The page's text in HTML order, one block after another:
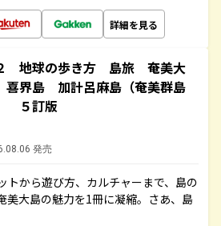
詳細を見る
地球の歩き方 島旅 奄美大
界島 加計呂麻島（奄美群島
５訂版
発売
から遊び方、カルチャーまで、島の
美大島の魅力を1冊に凝縮。さあ、島